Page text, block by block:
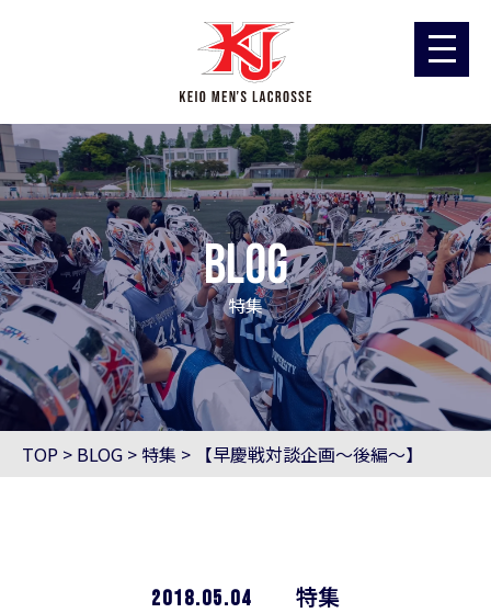
blog
特集
TOP > BLOG > 特集 > 【早慶戦対談企画〜後編〜】
2018.05.04 特集